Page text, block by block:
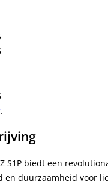
.
S1P biedt een
en duurzaamheid voor